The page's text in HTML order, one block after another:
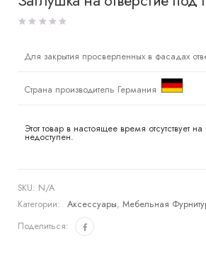
Для закрытия просверленных в фасадах
Страна производитель Германия
Этот товар в настоящее время отсутствует
недоступен.
SKU: N/A
Категории:
Аксессуары,Мебельная
Поделиться: